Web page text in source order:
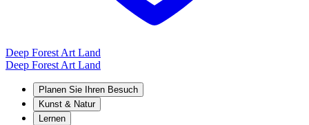
Deep Forest Art Land
Deep Forest Art Land
Planen Sie Ihren Besuch
Kunst & Natur
Lernen